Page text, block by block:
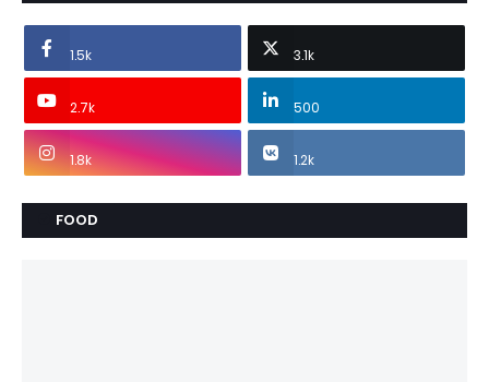
1.5k 3.1k
2.7k 500
1.8k 1.2k
FOOD